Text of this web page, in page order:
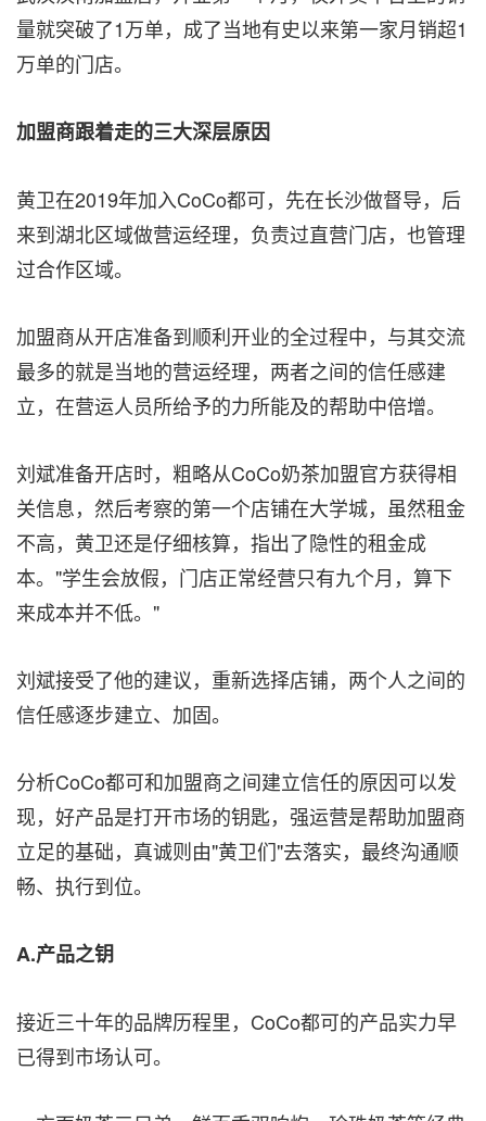
量就突破了1万单，成了当地有史以来第一家月销超1
万单的门店。
加盟商跟着走的三大深层原因
黄卫在2019年加入CoCo都可，先在长沙做督导，后
来到湖北区域做营运经理，负责过直营门店，也管理
过合作区域。
加盟商从开店准备到顺利开业的全过程中，与其交流
最多的就是当地的营运经理，两者之间的信任感建
立，在营运人员所给予的力所能及的帮助中倍增。
刘斌准备开店时，粗略从CoCo奶茶加盟官方获得相
关信息，然后考察的第一个店铺在大学城，虽然租金
不高，黄卫还是仔细核算，指出了隐性的租金成
本。"学生会放假，门店正常经营只有九个月，算下
来成本并不低。"
刘斌接受了他的建议，重新选择店铺，两个人之间的
信任感逐步建立、加固。
分析CoCo都可和加盟商之间建立信任的原因可以发
现，好产品是打开市场的钥匙，强运营是帮助加盟商
立足的基础，真诚则由"黄卫们"去落实，最终沟通顺
畅、执行到位。
A.产品之钥
接近三十年的品牌历程里，CoCo都可的产品实力早
已得到市场认可。